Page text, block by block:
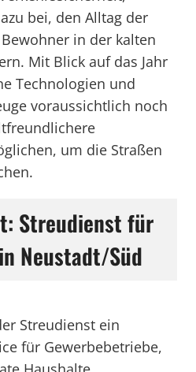
bei, den Alltag der
in der kalten
Mit Blick auf das Jahr
Technologien und
voraussichtlich noch
um die Straßen
Streudienst für
Neustadt/Süd
Streudienst ein
für Gewerbebetriebe,